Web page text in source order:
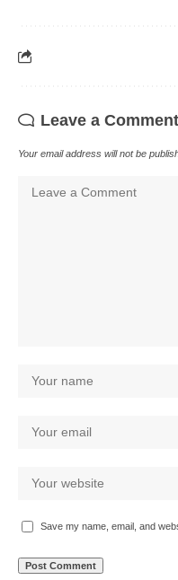
Leave a Comment
Your email address will not be
Save my name, email, and